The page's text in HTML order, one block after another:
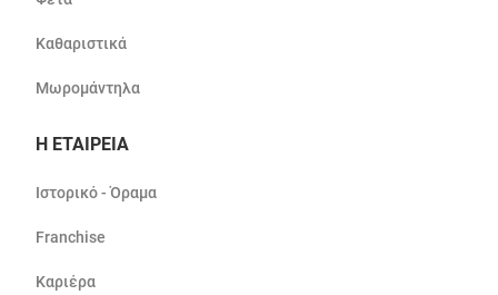
Καθαριστικά
Μωρομάντηλα
Η ΕΤΑΙΡΕΙΑ
Ιστορικό - Όραμα
Franchise
Καριέρα